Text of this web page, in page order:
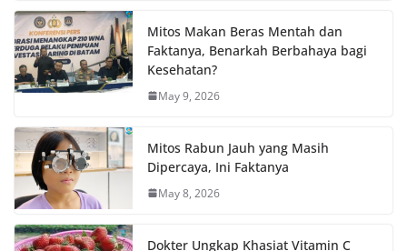
Mitos Makan Beras Mentah dan
Faktanya, Benarkah Berbahaya bagi
Kesehatan?
May 9, 2026
Mitos Rabun Jauh yang Masih
Dipercaya, Ini Faktanya
May 8, 2026
Dokter Ungkap Khasiat Vitamin C